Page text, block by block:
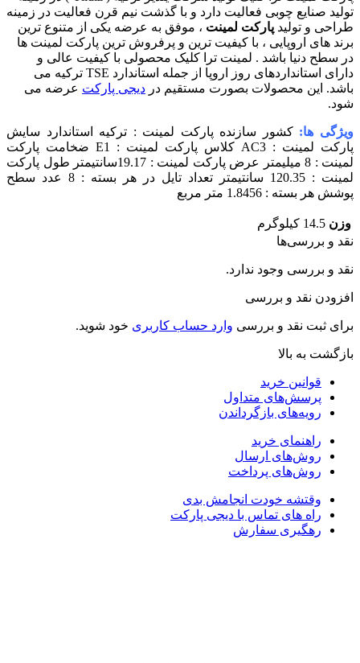
تولید صنایع چوبی فعالیت دارد و با گذشت نیم قرن فعالیت در زمینه
طراحی و تولید پارکت لمینت ، موفق به عرضه یکی از متنوع ترین
برند های اروپایی ، با کیفیت ترین و پرفروش ترین پارکت لمینت ها
در سطح دنیا باشد . لمینت ترا کلیک محصولی با کیفیت عالی و
دارای استانداردهای روز اروپا از جمله استاندارد TSE ترکیه می
باشد. این محصولات بصورت مستقیم در دیجی پارکت عرضه می
شود.
ویژگی ها: کشور سازنده پارکت لمینت : ترکیه استاندارد سایش
پارکت لمینت : AC3 کلاس پارکت لمینت : E1 ضخامت پارکت
لمینت : 8 میلیمتر عرض پارکت لمینت : 19.17سانتیمتر طول پارکت
لمینت : 120.35 سانتیمتر تعداد تایل در هر بسته : 8 عدد سطح
پوشش هر بسته : 1.8456 متر مربع
وزن 14.5 کیلوگرم
نقد و بررسی‌ها
نقد و بررسی وجود ندارد.
افزودن نقد و بررسی
برای ثبت نقد و بررسی وارد حساب کاربری خود شوید.
بازگشت به بالا
قوانین خرید
پرسش‌های متداول
رویه‌های بازگرداندن
راهنمای خرید
روش‌های ارسال
روش‌های پرداخت
وقتشه خودت انجامش بدی
راه های تماس با دیجی پارکت
رهگیری سفارش